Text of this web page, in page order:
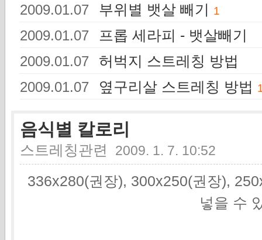
2009.01.07 부위별 뱃살 빼기 1
2009.01.07 프롭 세라피 - 뱃살빼기
2009.01.07 허벅지 스트레칭 방법
2009.01.07 옆구리살 스트레칭 방법
음식별 칼로리
스트레칭관련 2009. 1. 7. 10:52
336x280(권장), 300x250(권장),
넣을 수